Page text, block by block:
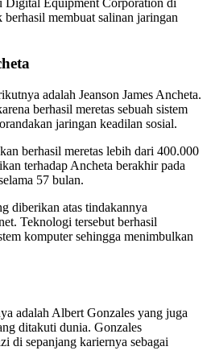
Digital Equipment Corporation di
membuat salinan jaringan
adalah Jeanson James Ancheta.
berhasil meretas sebuah sistem
jaringan keadilan sosial.
berhasil meretas lebih dari 400.000
terhadap Ancheta berakhir pada
57 bulan.
diberikan atas tindakannya
Teknologi tersebut berhasil
komputer sehingga menimbulkan
adalah Albert Gonzales yang juga
ditakuti dunia. Gonzales
di sepanjang kariernya sebagai